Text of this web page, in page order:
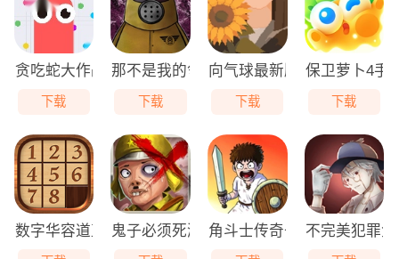
贪吃蛇大作战免费版
下载
那不是我的邻居游戏无广告版
下载
向气球最新版
下载
保卫萝卜4手
下载
数字华容道直装版鬼子必须死游戏最新版角斗士传奇去广告版不完美犯罪